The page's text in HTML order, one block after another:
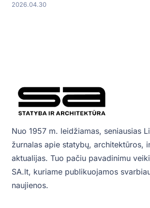
2026.04.30
Nuo 1957 m. leidžiamas, seniausias
žurnalas apie statybų, architektūros,
aktualijas. Tuo pačiu pavadinimu
SA.lt, kuriame publikuojamos
naujienos.